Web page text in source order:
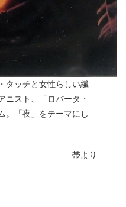
タッチと女性らしい繊
ニスト、「ロバータ・
。「夜」をテーマにし
帯より